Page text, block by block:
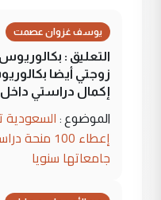
يوسف غزوان عصمت
التعليق :
زوجتي أيضا
إكمال دراستي داخل
الموضوع : السعودية
إعطاء 100
جامعاتها سنويا